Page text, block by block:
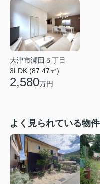
大津市瀬田５丁目
3LDK (87.47㎡)
2,580万円
よく見られている物件